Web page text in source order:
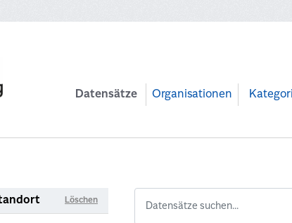
Datensätze Organisationen
Löschen